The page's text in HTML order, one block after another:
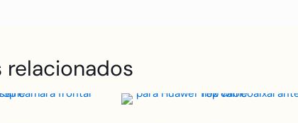
relacionados